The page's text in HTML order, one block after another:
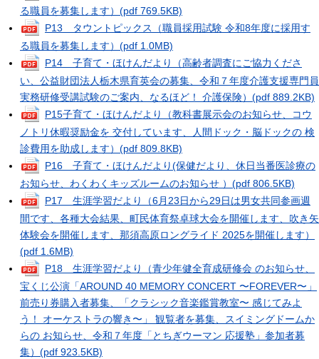
る職員を募集します） (pdf 769.5KB)
P13 タウントピックス（職員採用試験 令和8年度に採用す
る職員を募集します） (pdf 1.0MB)
P14 子育て・ほけんだより（高齢者調査にご協力くださ
い、公益財団法人栃木県育英会の募集、令和７年度介護支援専門員
実務研修受講試験のご案内、なるほど！ 介護保険） (pdf 889.2KB)
P15子育て・ほけんだより（教科書展示会のお知らせ、コウ
ノトリ休暇奨励金を 交付しています、人間ドック・脳ドックの 検
診費用を助成します） (pdf 809.8KB)
P16 子育て・ほけんだより(保健だより、休日当番医診療の
お知らせ、わくわくキッズルームのお知らせ ） (pdf 806.5KB)
P17 生涯学習だより（6月23日から29日は男女共同参画週
間です、各種大会結果、町民体育祭卓球大会を開催します、吹き矢
体験会を開催します、那須高原ロングライド 2025を開催します）
(pdf 1.6MB)
P18 生涯学習だより（青少年健全育成研修会 のお知らせ、
宝くじ公演「AROUND 40 MEMORY CONCERT 〜FOREVER〜」
前売り券購入者募集、「クラシック音楽鑑賞教室〜 感じてみよ
う！ オーケストラの響き〜」 観覧者を募集、スイミングドームか
らの お知らせ、令和７年度「とちぎウーマン 応援塾」参加者募
集） (pdf 923.5KB)